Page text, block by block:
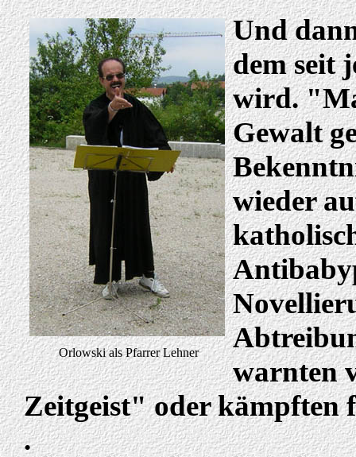
Orlowski als Pfarrer Lehner
Und
dem seit
wird.
Gewalt
wieder
warnten
Zeitgeist" oder kämpften
.